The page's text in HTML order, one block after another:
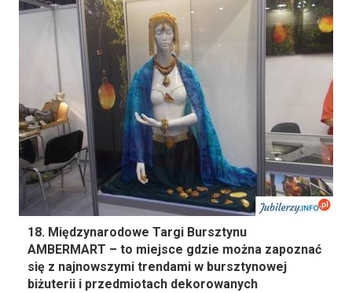
18. Międzynarodowe Targi Bursztynu
AMBERMART – to miejsce gdzie można zapoznać
się z najnowszymi trendami w bursztynowej
biżuterii i przedmiotach dekorowanych